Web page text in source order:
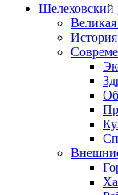
Шелеховский
История